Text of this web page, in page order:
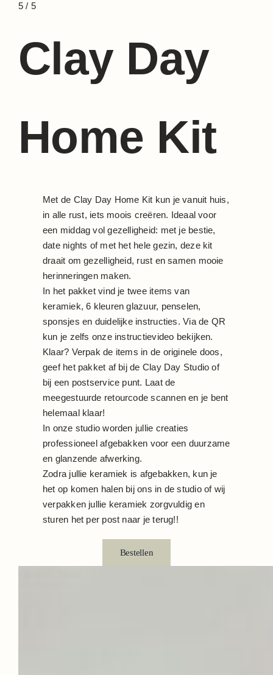
5 / 5
Clay Day
Home Kit
Met de Clay Day Home Kit kun je vanuit huis,
in alle rust, iets moois creëren. Ideaal voor
een middag vol gezelligheid: met je bestie,
date nights of met het hele gezin, deze kit
draait om gezelligheid, rust en samen mooie
herinneringen maken.
In het pakket vind je twee items van
keramiek, 6 kleuren glazuur, penselen,
sponsjes en duidelijke instructies. Via de QR
kun je zelfs onze instructievideo bekijken.
Klaar? Verpak de items in de originele doos,
geef het pakket af bij de Clay Day Studio of
bij een postservice punt. Laat de
meegestuurde retourcode scannen en je bent
helemaal klaar!
In onze studio worden jullie creaties
professioneel afgebakken voor een duurzame
en glanzende afwerking.
Zodra jullie keramiek is afgebakken, kun je
het op komen halen bij ons in de studio of wij
verpakken jullie keramiek zorgvuldig en
sturen het per post naar je terug!!
Bestellen